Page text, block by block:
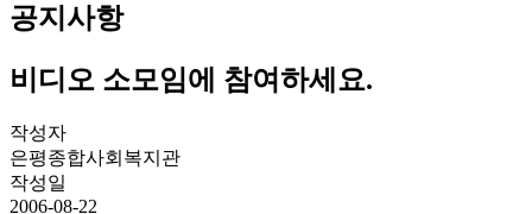
공지사항
비디오 소모임에 참여하세요.
작성자
은평종합사회복지관
작성일
2006-08-22